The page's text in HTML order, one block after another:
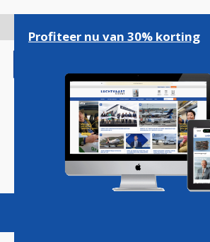
gaan
Magazine Podcasts
Profiteer nu van 30% korting